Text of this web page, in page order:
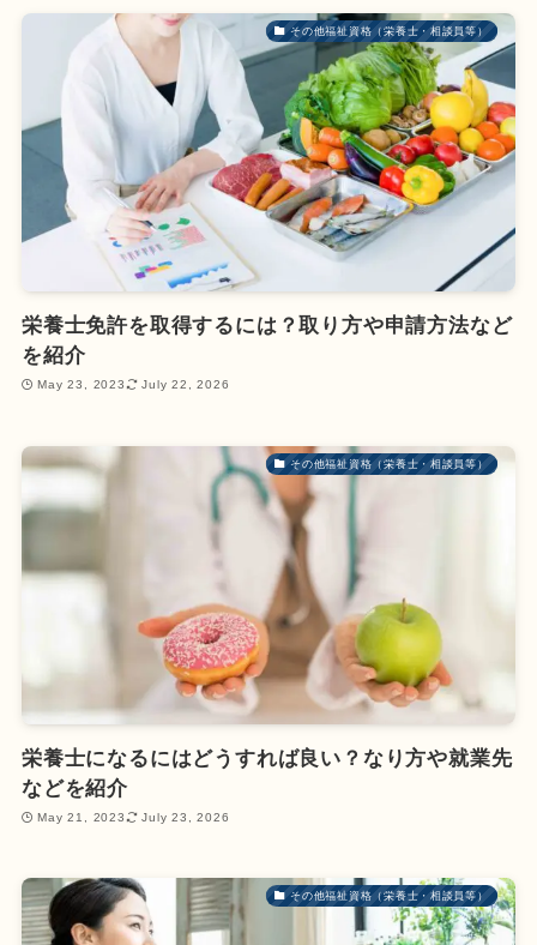
その他福祉資格（栄養士・相談員等）
栄養士免許を取得するには？取り方や申請方法など
を紹介
May 23, 2023 July 22, 2026
その他福祉資格（栄養士・相談員等）
栄養士になるにはどうすれば良い？なり方や就業先
などを紹介
May 21, 2023 July 23, 2026
その他福祉資格（栄養士・相談員等）